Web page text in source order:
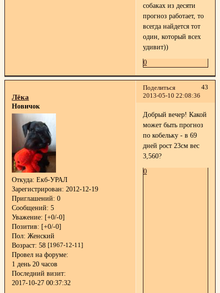
собаках из десяти
прогноз работает, то
всегда найдется тот
один, который всех
удивит))
0
Поделиться
43
2013-05-10 22:08:36
Лёка
Новичок
Откуда: Екб-УРАЛ
Зарегистрирован: 2012-12-19
Приглашений: 0
Сообщений: 5
Уважение: [+0/-0]
Позитив: [+0/-0]
Пол: Женский
Возраст: 58 [1967-12-11]
Провел на форуме:
1 день 20 часов
Последний визит:
2017-10-27 00:37:32
Добрый вечер! Какой
может быть прогноз
по кобельку - в 69
дней рост 23см вес
3,560?
0